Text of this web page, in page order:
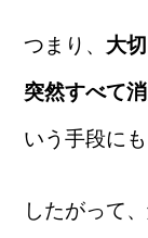
つまり、 大
突然すべて
いう手段に
したがって